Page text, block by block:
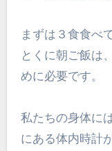
まずは３食食べ
とくに朝ご飯は
めに必要です。
私たちの身体に
にある体内時計